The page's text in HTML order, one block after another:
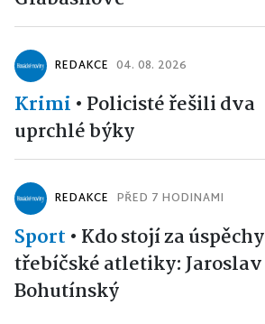
REDAKCE 04. 08. 2026
Krimi • Policisté řešili dva
uprchlé býky
REDAKCE PŘED 7 HODINAMI
Sport • Kdo stojí za úspěchy
třebíčské atletiky: Jaroslav
Bohutínský